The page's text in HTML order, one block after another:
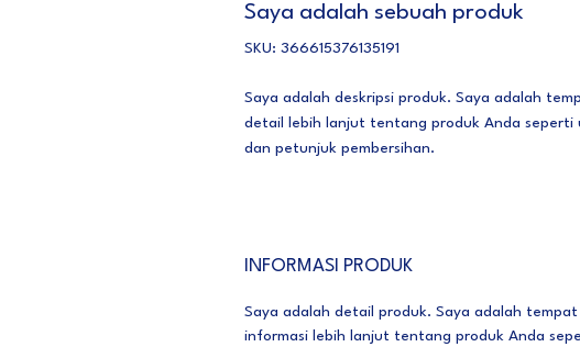
Saya adalah sebuah produk
SKU: 366615376135191
Saya adalah deskripsi produk. Saya adalah
detail lebih lanjut tentang produk Anda seperti
dan petunjuk pembersihan.
INFORMASI PRODUK
Saya adalah detail produk. Saya adalah
informasi lebih lanjut tentang produk Anda